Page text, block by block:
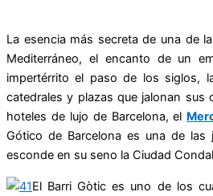
La esencia más secreta de una de
Mediterráneo, el encanto de un
impertérrito el paso de los siglos,
catedrales y plazas que jalonan sus
hoteles de lujo de Barcelona, el
Gótico de Barcelona es una de las
esconde en su seno la Ciudad
El Barri Gòtic es uno de los